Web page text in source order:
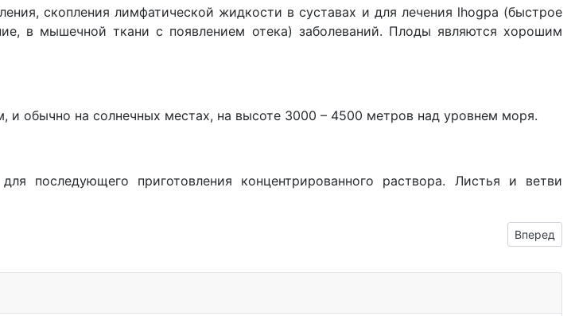
скопления лимфатической жидкости в суставах и для лечения lhogpa (быстрое
в мышечной ткани с появлением отека) заболеваний. Плоды являются хорошим
обычно на солнечных местах, на высоте 3000 – 4500 метров над уровнем моря.
последующего приготовления концентрированного раствора. Листья и ветви
Вперед